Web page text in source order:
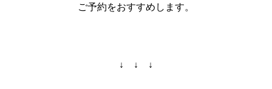
ご予約をおすすめします。
↓ ↓ ↓